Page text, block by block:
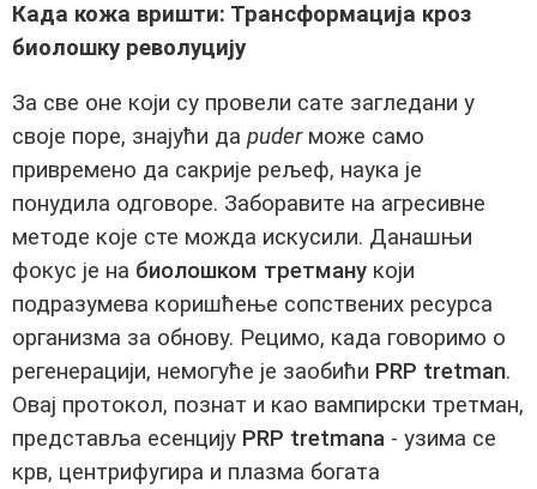
Када кожа вришти: Трансформација кроз
биолошку револуцију
За све оне који су провели сате загледани у
своје поре, знајући да puderможе само
привремено да сакрије рељеф, наука је
понудила одговоре. Заборавите на агресивне
методе које сте можда искусили. Данашњи
фокус је на биолошком третману који
подразумева коришћење сопствених ресурса
организма за обнову. Рецимо, када говоримо о
регенерацији, немогуће је заобићи PRP tretman.
Овај протокол, познат и као вампирски третман,
представља есенцију PRP tretmana - узима се
крв, центрифугира и плазма богата